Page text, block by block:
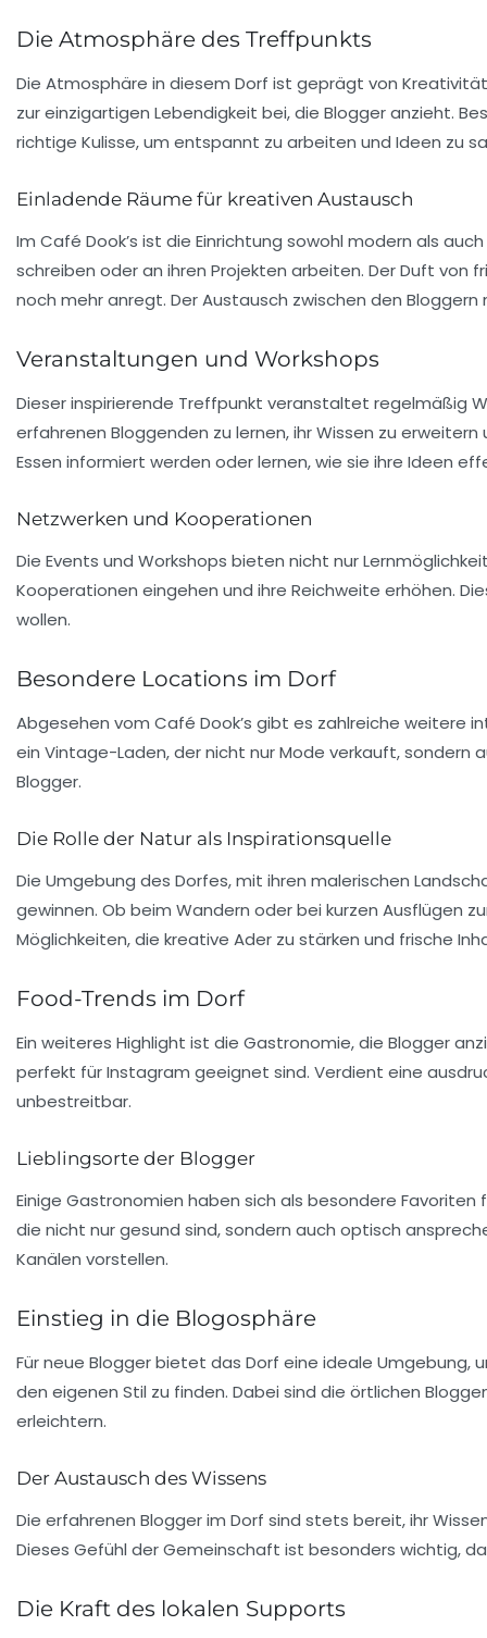
Die Atmosphäre des Treffpunkts
Die Atmosphäre in diesem Dorf ist geprägt von Kreativität
zur einzigartigen Lebendigkeit bei, die Blogger anzieht.
richtige Kulisse, um entspannt zu arbeiten und Ideen zu
Einladende Räume für kreativen Austausch
Im Café Dook’s ist die Einrichtung sowohl modern als
schreiben oder an ihren Projekten arbeiten. Der Duft von
noch mehr anregt. Der Austausch zwischen den
Veranstaltungen und Workshops
Dieser inspirierende Treffpunkt veranstaltet regelmäßig
erfahrenen Bloggenden zu lernen, ihr Wissen zu
Essen informiert werden oder lernen, wie sie ihre Ideen
Netzwerken und Kooperationen
Die Events und Workshops bieten nicht nur
Kooperationen eingehen und ihre Reichweite erhöhen.
wollen.
Besondere Locations im Dorf
Abgesehen vom Café Dook’s gibt es zahlreiche weitere
ein Vintage-Laden, der nicht nurMode verkauft, sondern
Blogger.
Die Rolle der Natur als Inspirationsquelle
Die Umgebung des Dorfes, mit ihren malerischen
gewinnen. Ob beim Wandern oder bei kurzen Ausflügen
Möglichkeiten, die kreative Ader zu stärken und frische
Food-Trends im Dorf
Ein weiteres Highlight ist die Gastronomie, die Blogger
perfekt für Instagram geeignet sind. Verdient eine
unbestreitbar.
Lieblingsorte der Blogger
Einige Gastronomien haben sich als besondere
die nicht nur gesund sind, sondern auch optisch
Kanälen vorstellen.
Einstieg in die Blogosphäre
Für neue Blogger bietet das Dorf eine ideale Umgebung,
den eigenen Stil zu finden. Dabei sind die örtlichen
erleichtern.
Der Austausch des Wissens
Die erfahrenen Blogger im Dorf sind stets bereit, ihr
Dieses Gefühl der Gemeinschaft ist besonders wichtig,
Die Kraft des lokalen Supports